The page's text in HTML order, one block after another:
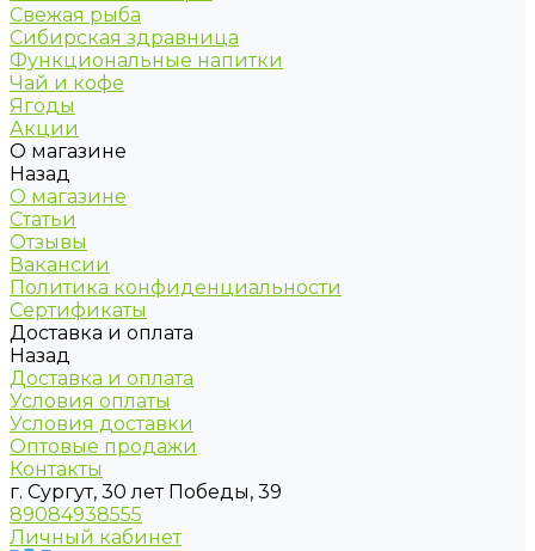
Свежая рыба
Сибирская здравница
Функциональные напитки
Чай и кофе
Ягоды
Акции
О магазине
Назад
О магазине
Статьи
Отзывы
Вакансии
Политика конфиденциальности
Сертификаты
Доставка и оплата
Назад
Доставка и оплата
Условия оплаты
Условия доставки
Оптовые продажи
Контакты
г. Сургут, 30 лет Победы, 39
89084938555
Личный кабинет